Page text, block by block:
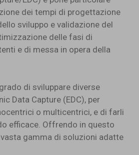
dei tempi di progettazione
sviluppo e validazione del
delle fasi di
e di messa in opera della
di sviluppare diverse
Data Capture (EDC), per
o multicentrici, e di farli
efficace. Offrendo in questo
gamma di soluzioni adatte